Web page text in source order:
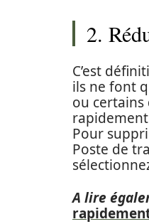
2.
C’est
ils ne font
ou certains
Pour
Poste de
A lire